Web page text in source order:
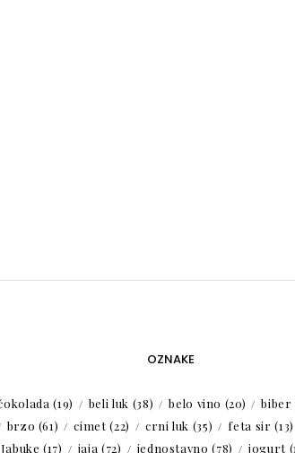
OZNAKE
(19) beli luk (38) belo vino (20) biber
brzo (61) cimet(22) crni luk (35) feta sir (13)
Jabuke (17) jaja (72) jednostavno (78) jogurt